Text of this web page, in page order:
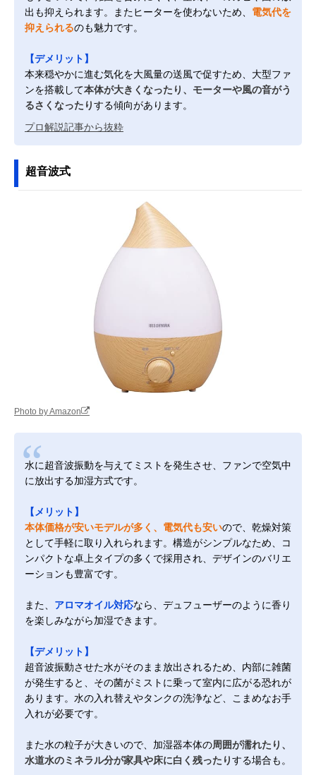
出も抑えられます。またヒーターを使わないため、 電気代を
抑えられるのも魅力です。
【デメリット】
本来穏やかに進む気化を大風量の送風で促すため、大型ファ
ンを搭載して本体が大きくなったり、モーターや風の音がう
るさくなったりする傾向があります。
プロ解説記事から抜粋
超音波式
Photo by Amazon
水に超音波振動を与えてミストを発生させ、ファンで空気中
に放出する加湿方式です。
【メリット】
本体価格が安いモデルが多く、電気代も安いので、乾燥対策
として手軽に取り入れられます。構造がシンプルなため、コ
ンパクトな卓上タイプの多くで採用され、デザインのバリエ
ーションも豊富です。
また、 アロマオイル対応なら、デュフューザーのように香り
を楽しみながら加湿できます。
【デメリット】
超音波振動させた水がそのまま放出されるため、内部に雑菌
が発生すると、その菌がミストに乗って室内に広がる恐れが
あります。水の入れ替えやタンクの洗浄など、こまめなお手
入れが必要です。
また水の粒子が大きいので、加湿器本体の周囲が濡れたり、
水道水のミネラル分が家具や床に白く残ったりする場合も。